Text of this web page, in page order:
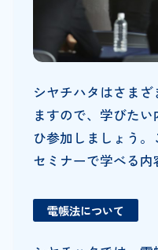
シヤチハタはさま
ますので、学びた
ひ参加しましょう
セミナーで学べる内
電帳法について